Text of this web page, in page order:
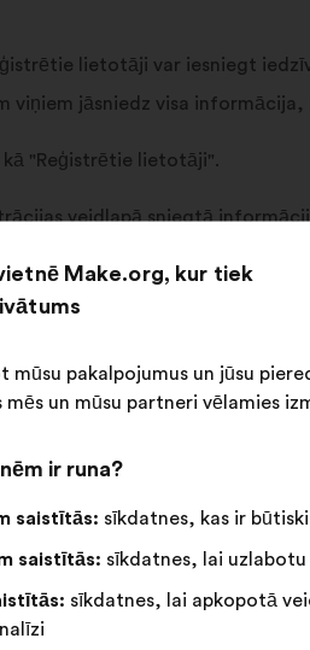
lietotāji var iesniegt
viņiem jāsniedz visa
"Reģistrētie lietotāji".
veidlapā sniegtā
informāciju savā personiskajā
ka viņa Konta izveides vai
saistības, tiklīdz tā ir apstiprināta.
"Konts") atvēršanas,
un atbilstošiem tehniskiem
telpai jebkurā laikā pēc
Make.org, kur tiek
mūsu pakalpojumus un jūsu
un mūsu partneri vēlamies
ir runa?
saistītās: sīkdatnes, kas ir
saistītās: sīkdatnes, lai
sīkdatnes, lai apkopotā